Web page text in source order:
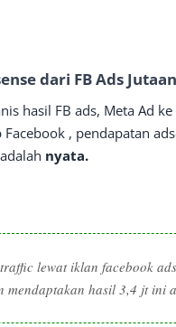
dari FB Ads
hasil FB ads, Meta Ad
, pendapatan
nyata.
lewat iklan facebook
mendaptakan hasil 3,4 jt ini